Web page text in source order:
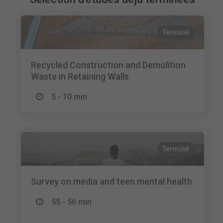
Terminé
Recycled Construction and Demolition
Waste in Retaining Walls
5 - 10 min
Terminé
Survey on media and teen mental health
55 - 56 min